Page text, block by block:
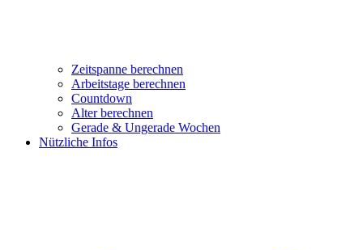
Zeitspanne berechnen
Arbeitstage berechnen
Countdown
Alter berechnen
Gerade & Ungerade Wochen
Nützliche Infos